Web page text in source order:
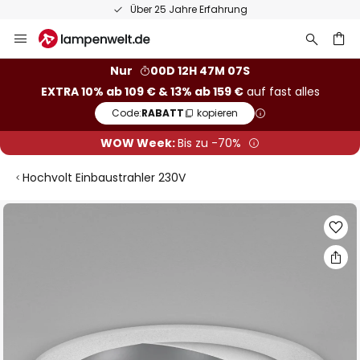
Über 25 Jahre Erfahrung
Inhalt
Nur
00D 12H 47M 06S
EXTRA 10% ab 109 € & 13% ab 159 €auf fast alles
Code:RABATT kopieren
WOW Week:Bis zu -70%
Hochvolt Einbaustrahler 230V
Zum